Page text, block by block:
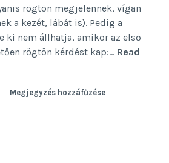
rögtön megjelennek, vígan
a kezét, lábát is). Pedig a
ki nem állhatja, amikor az első
rögtön kérdést kap:… Read
Megjegyzés hozzáfűzése